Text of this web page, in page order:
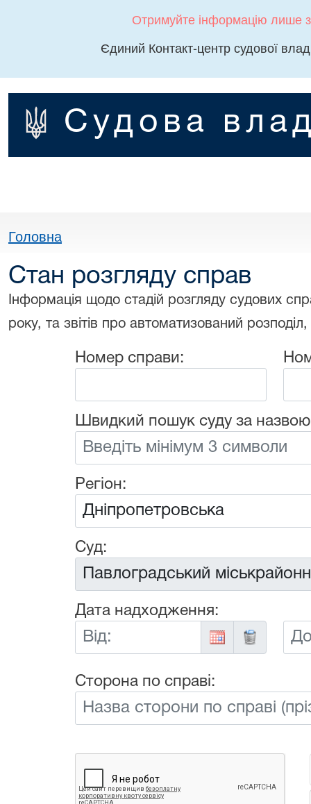
Отримуйте інформацію лише
Єдиний Контакт-центр судової
Судова
Головна
Стан розгляду справ
Інформація щодо стадій розгляду судових
року, та звітів про автоматизований
Номер справи:
Швидкий пошук суду за
Регіон:
Суд:
Дата надходження:
Від:
До:
Сторона по справі: